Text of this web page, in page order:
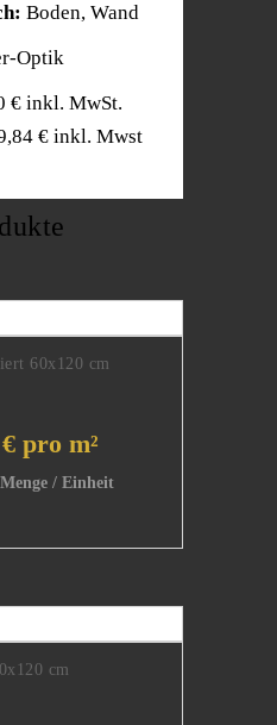
Boden, Wand
Optik
€ inkl. MwSt.
€ inkl. Mwst
60x120 cm
pro m²
cm